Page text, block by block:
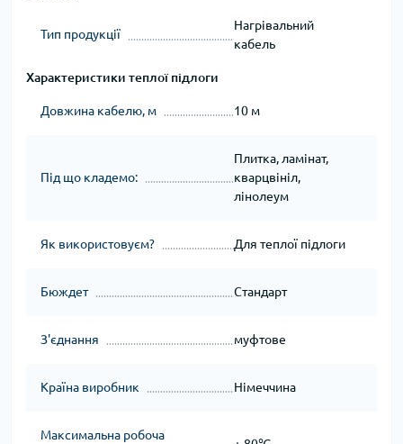
Тип продукції
Нагрівальний
кабель
Характеристики теплої підлоги
Довжина кабелю, м 10 м
Під що кладемо:
Плитка, ламінат,
кварцвініл,
лінолеум
Як використовуєм? Для теплої підлоги
Бюждет Стандарт
З'єднання муфтове
Країна виробник Німеччина
Максимальна робоча